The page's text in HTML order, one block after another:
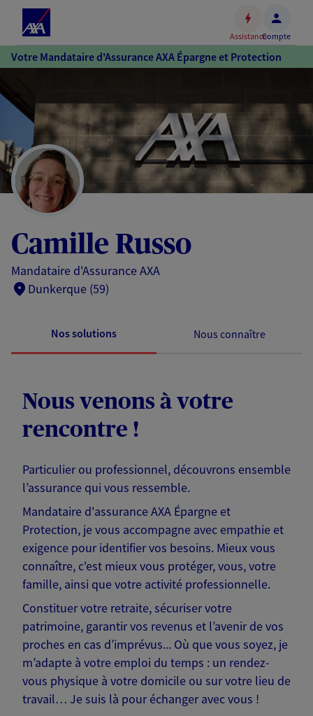
Accéder
au
Accéder
au
pied
de
page
AssistanceCompte
Votre Mandataire d'Assurance AXA Épargne et Protection
Camille Russo
Mandataire d'Assurance AXA
Dunkerque (59)
Nos solutions Nous connaître
Nous venons à votre
rencontre !
Particulier ou professionnel, découvrons ensemble
l’assurance qui vous ressemble.
Mandataire d'assurance AXA Épargne et
Protection, je vous accompagne avec empathie et
exigence pour identifier vos besoins. Mieux vous
connaître, c'est mieux vous protéger, vous, votre
famille, ainsi que votre activité professionnelle.
Constituer votre retraite, sécuriser votre
patrimoine, garantir vos revenus et l’avenir de vos
proches en cas d’imprévus... Où que vous soyez, je
m’adapte à votre emploi du temps : un rendez-
vous physique à votre domicile ou sur votre lieu de
travail… Je suis là pour échanger avec vous !